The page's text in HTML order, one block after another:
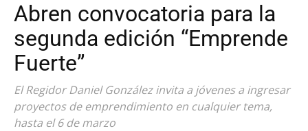
Abren convocatoria para la
segunda edición “Emprende
Fuerte”
El Regidor Daniel González invita a jóvenes a ingresar
proyectos de emprendimiento en cualquier tema,
hasta el 6 de marzo